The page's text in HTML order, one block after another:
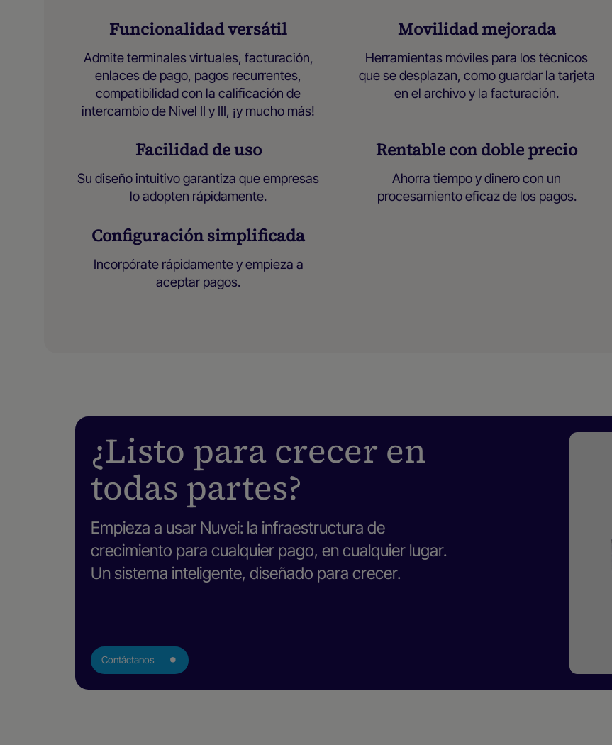
Funcionalidad versátil
Admite terminales virtuales, facturación,
enlaces de pago, pagos recurrentes,
compatibilidad con la calificación de
intercambio de Nivel II y III, ¡y mucho más!
Movilidad mejorada
Herramientas móviles para los técnicos
que se desplazan, como guardar la tarjeta
en el archivo y la facturación.
Facilidad de uso
Su diseño intuitivo garantiza que empresas
lo adopten rápidamente.
Rentable con doble precio
Ahorra tiempo y dinero con un
procesamiento eficaz de los pagos.
Configuración simplificada
Incorpórate rápidamente y empieza a
aceptar pagos.
¿Listo para crecer en
todas partes?
Empieza a usar Nuvei: la infraestructura de
crecimiento para cualquier pago, en cualquier lugar.
Un sistema inteligente, diseñado para crecer.
Contáctanos